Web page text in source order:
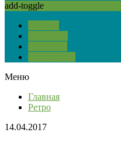
add-toggle
Меню
Главная
Ретро
14.04.2017